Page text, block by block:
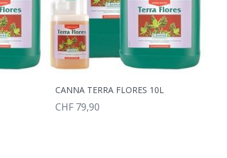
CANNA TERRA FLORES 10L
CHF 79,90